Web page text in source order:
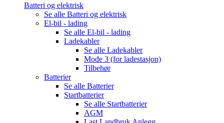
Batteri og elektrisk
Se alle Batteri og elektrisk
El-bil - lading
Se alle El-bil - lading
Ladekabler
Se alle Ladekabler
Mode 3 (for ladestasjon)
Tilbehør
Batterier
Se alle Batterier
Startbatterier
Se alle Startbatterier
AGM